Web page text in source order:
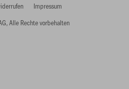
Alle Rechte vorbehalten
Impressum